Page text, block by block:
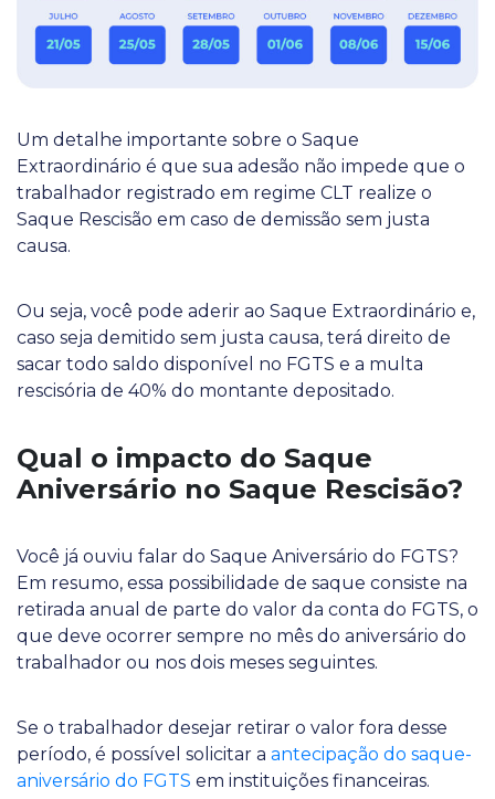
Um detalhe importante sobre o Saque
Extraordinário é que sua adesão não impede que o
trabalhador registrado em regime CLT realize o
Saque Rescisão em caso de demissão sem justa
causa.
Ou seja, você pode aderir ao Saque Extraordinário e,
caso seja demitido sem justa causa, terá direito de
sacar todo saldo disponível no FGTS e a multa
rescisória de 40% do montante depositado.
Qual o impacto do Saque
Aniversário no Saque Rescisão?
Você já ouviu falar do Saque Aniversário do FGTS?
Em resumo, essa possibilidade de saque consiste na
retirada anual de parte do valor da conta do FGTS, o
que deve ocorrer sempre no mês do aniversário do
trabalhador ou nos dois meses seguintes.
Se o trabalhador desejar retirar o valor fora desse
período, é possível solicitar a antecipação do saque-
aniversário do FGTS em instituições financeiras.